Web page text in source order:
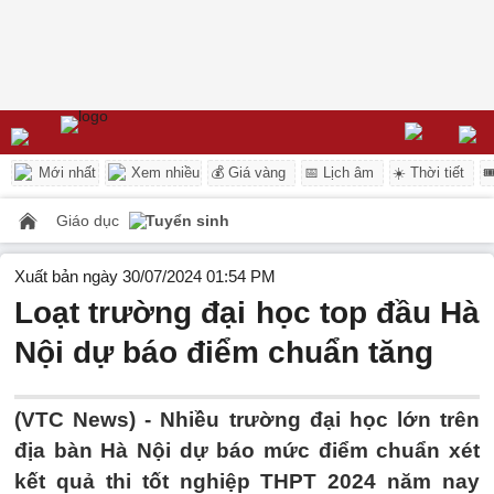
Mới nhất Xem nhiều 💰 Giá vàng 📅 Lịch âm ☀️ Thời tiết
Giáo dục Tuyển sinh
Xuất bản ngày 30/07/2024 01:54 PM
Loạt trường đại học top đầu Hà
Nội dự báo điểm chuẩn tăng
(VTC News) - Nhiều trường đại học lớn trên
địa bàn Hà Nội dự báo mức điểm chuẩn xét
kết quả thi tốt nghiệp THPT 2024 năm nay